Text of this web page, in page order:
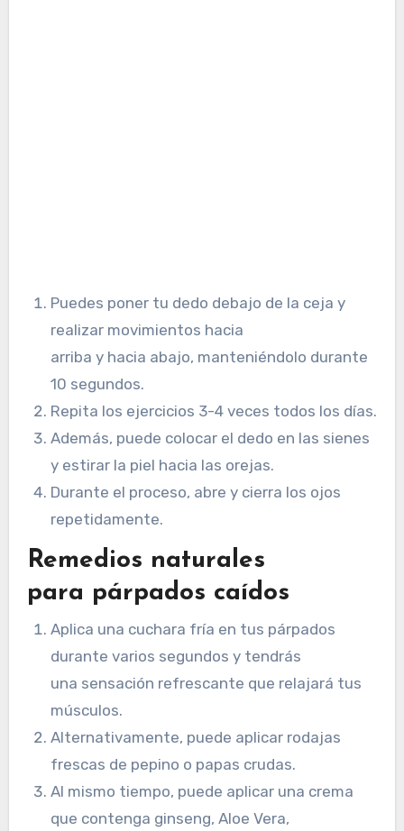
Puedes poner tu dedo debajo de la ceja y
realizar movimientos hacia
arriba y hacia abajo, manteniéndolo durante
10 segundos.
Repita los ejercicios 3-4 veces todos los días.
Además, puede colocar el dedo en las sienes
y estirar la piel hacia las orejas.
Durante el proceso, abre y cierra los ojos
repetidamente.
Remedios naturales
para párpados caídos
Aplica una cuchara fría en tus párpados
durante varios segundos y tendrás
una sensación refrescante que relajará tus
músculos.
Alternativamente, puede aplicar rodajas
frescas de pepino o papas crudas.
Al mismo tiempo, puede aplicar una crema
que contenga ginseng, Aloe Vera,